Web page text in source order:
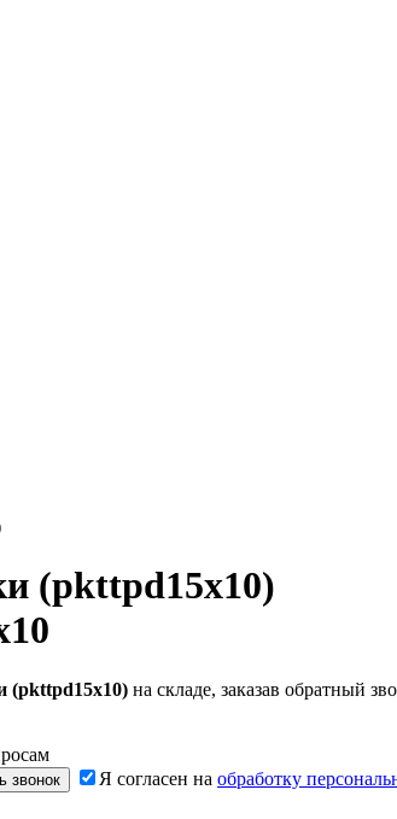
(pkttpd15х10)
(pkttpd15х10) на складе, заказав обратный
звонок Я согласен на обработку